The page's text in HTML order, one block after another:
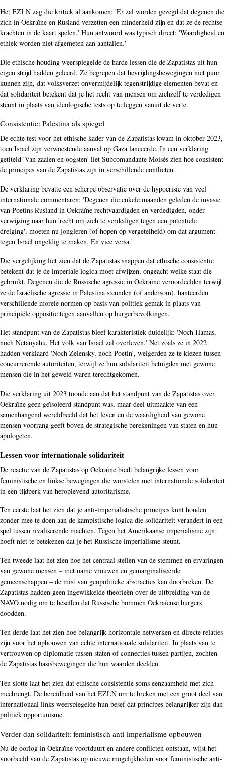
Het EZLN zag die kritiek al aankomen: 'Er zal worden gezegd dat degenen die
zich in Oekraïne en Rusland verzetten een minderheid zijn en dat ze de rechtse
krachten in de kaart spelen.' Hun antwoord was typisch direct: 'Waardigheid en
ethiek worden niet afgemeten aan aantallen.'
Die ethische houding weerspiegelde de harde lessen die de Zapatistas uit hun
eigen strijd hadden geleerd. Ze begrepen dat bevrijdingsbewegingen niet puur
kunnen zijn, dat volksverzet onvermijdelijk tegenstrijdige elementen bevat en
dat solidariteit betekent dat je het recht van mensen om zichzelf te verdedigen
steunt in plaats van ideologische tests op te leggen vanuit de verte.
Consistentie: Palestina als spiegel
De echte test voor het ethische kader van de Zapatistas kwam in oktober 2023,
toen Israël zijn verwoestende aanval op Gaza lanceerde. In een verklaring
getiteld 'Van zaaien en oogsten' liet Subcomandante Moisés zien hoe consistent
de principes van de Zapatistas zijn in verschillende conflicten.
De verklaring bevatte een scherpe observatie over de hypocrisie van veel
internationale commentaren: 'Degenen die enkele maanden geleden de invasie
van Poetins Rusland in Oekraïne rechtvaardigden en verdedigden, onder
verwijzing naar hun 'recht om zich te verdedigen tegen een potentiële
dreiging', moeten nu jongleren (of hopen op vergetelheid) om dat argument
tegen Israël ongeldig te maken. En vice versa.'
Die vergelijking liet zien dat de Zapatistas snappen dat ethische consistentie
betekent dat je de imperiale logica moet afwijzen, ongeacht welke staat die
gebruikt. Degenen die de Russische agressie in Oekraïne veroordeelden terwijl
ze de Israëlische agressie in Palestina steunden (of andersom), hanteerden
verschillende morele normen op basis van politiek gemak in plaats van
principiële oppositie tegen aanvallen op burgerbevolkingen.
Het standpunt van de Zapatistas bleef karakteristiek duidelijk: 'Noch Hamas,
noch Netanyahu. Het volk van Israël zal overleven.' Net zoals ze in 2022
hadden verklaard 'Noch Zelensky, noch Poetin', weigerden ze te kiezen tussen
concurrerende autoriteiten, terwijl ze hun solidariteit betuigden met gewone
mensen die in het geweld waren terechtgekomen.
Die verklaring uit 2023 toonde aan dat het standpunt van de Zapatistas over
Oekraïne geen geïsoleerd standpunt was, maar deel uitmaakte van een
samenhangend wereldbeeld dat het leven en de waardigheid van gewone
mensen voorrang geeft boven de strategische berekeningen van staten en hun
apologeten.
Lessen voor internationale solidariteit
De reactie van de Zapatistas op Oekraïne biedt belangrijke lessen voor
feministische en linkse bewegingen die worstelen met internationale solidariteit
in een tijdperk van heroplevend autoritarisme.
Ten eerste laat het zien dat je anti-imperialistische principes kunt houden
zonder mee te doen aan de kampistische logica die solidariteit verandert in een
spel tussen rivaliserende machten. Tegen het Amerikaanse imperialisme zijn
hoeft niet te betekenen dat je het Russische imperialisme steunt.
Ten tweede laat het zien hoe het centraal stellen van de stemmen en ervaringen
van gewone mensen – met name vrouwen en gemarginaliseerde
gemeenschappen – de mist van geopolitieke abstracties kan doorbreken. De
Zapatistas hadden geen ingewikkelde theorieën over de uitbreiding van de
NAVO nodig om te beseffen dat Russische bommen Oekraïense burgers
doodden.
Ten derde laat het zien hoe belangrijk horizontale netwerken en directe relaties
zijn voor het opbouwen van echte internationale solidariteit. In plaats van te
vertrouwen op diplomatie tussen staten of connecties tussen partijen, zochten
de Zapatistas basisbewegingen die hun waarden deelden.
Ten slotte laat het zien dat ethische consistentie soms eenzaamheid met zich
meebrengt. De bereidheid van het EZLN om te breken met een groot deel van
internationaal links weerspiegelde hun besef dat principes belangrijker zijn dan
politiek opportunisme.
Verder dan solidariteit: feministisch anti-imperialisme opbouwen
Nu de oorlog in Oekraïne voortduurt en andere conflicten ontstaan, wijst het
voorbeeld van de Zapatistas op nieuwe mogelijkheden voor feministische anti-